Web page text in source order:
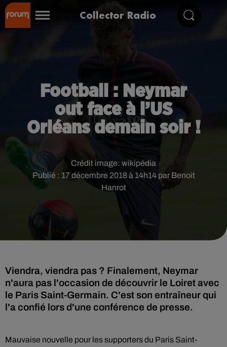
Collector Radio
Football : Neymar
out face à l’US
Orléans demain soir !
Publié : 17 décembre 2018 à 14h14 par Benoit
Hanrot
Crédit image: wikipédia
Viendra, viendra pas ? Finalement, Neymar
n'aura pas l'occasion de découvrir le Loiret avec
le Paris Saint-Germain. C'est son entraîneur qui
l'a confié lors d'une conférence de presse.
Mauvaise nouvelle pour les supporters du Paris Saint-